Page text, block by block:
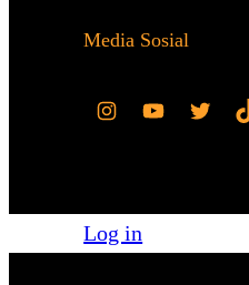
Media Sosial
Log in